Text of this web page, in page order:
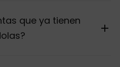
que ya tienen